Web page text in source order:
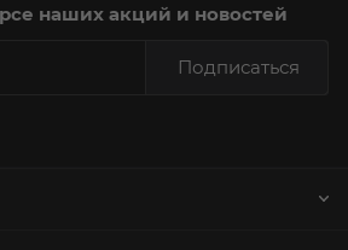
наших акций и новостей
Подписаться